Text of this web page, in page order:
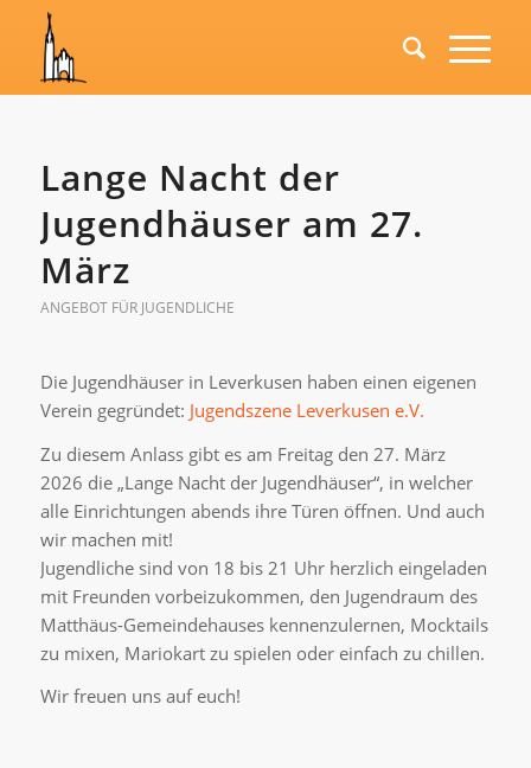
Lange Nacht der
Jugendhäuser am 27.
März
ANGEBOT FÜR JUGENDLICHE
Die Jugendhäuser in Leverkusen haben einen eigenen
Verein gegründet: Jugendszene Leverkusen e.V.
Zu diesem Anlass gibt es am Freitag den 27. März
2026 die „Lange Nacht der Jugendhäuser“, in welcher
alle Einrichtungen abends ihre Türen öffnen. Und auch
wir machen mit!
Jugendliche sind von 18 bis 21 Uhr herzlich eingeladen
mit Freunden vorbeizukommen, den Jugendraum des
Matthäus-Gemeindehauses kennenzulernen, Mocktails
zu mixen, Mariokart zu spielen oder einfach zu chillen.
Wir freuen uns auf euch!